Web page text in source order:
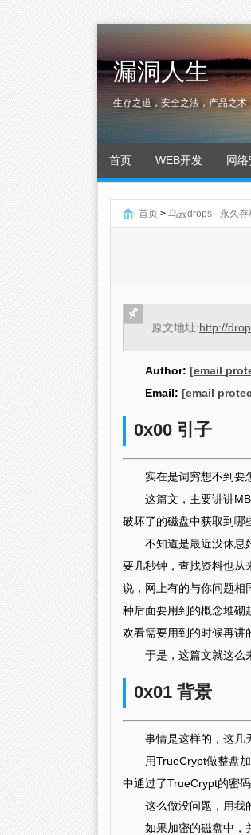
漏洞人生
生存之道，安全之法，产品之术
首页 WEB开发 网
首页 > 乌云drops - 永久存
原文地址:http://
Author: [email
Email: [email
0x00 引子
实在是词穷想不到要
这篇文，主要讲讲
破坏了的磁盘中获取到哪
不知道是最近没休息
要几秒钟，查找资料也从
说，网上有的与你问题相
种后面要用到的概念堆砌
欢看需要用到的时候再讲
于是，这篇文就这么
0x01 背景
事情是这样的，这几
用TrueCrypt做整盘
中通过了TrueCrypt的密
这么做没问题，用我
如果加密的磁盘中，